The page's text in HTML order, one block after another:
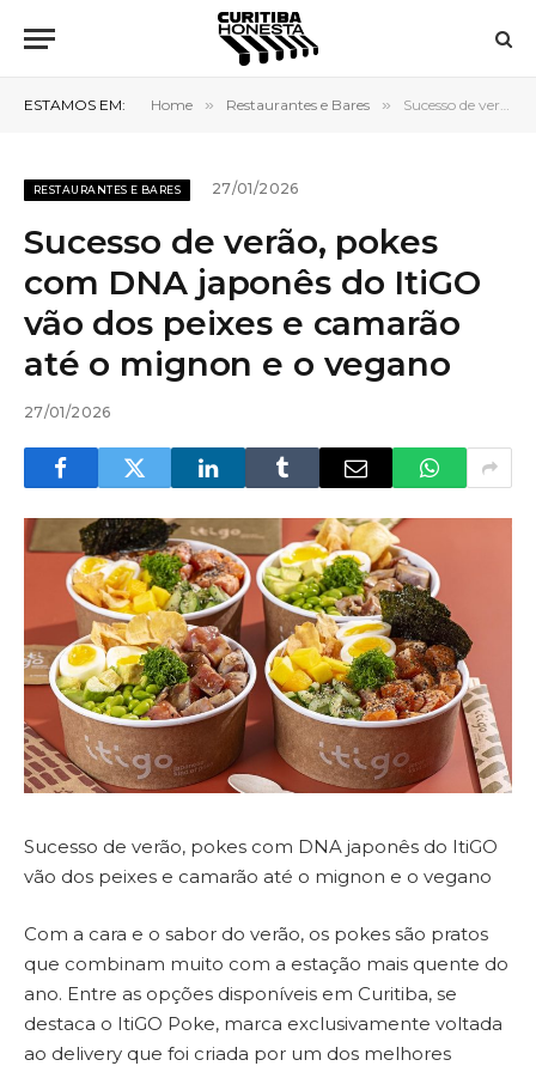
ESTAMOS EM: Home » Restaurantes e Bares » Sucesso de verão, pokes com DNA japonês do ItiGO vão dos peixes e camarão até o mignon e o vegano
RESTAURANTES E BARES 27/01/2026
Sucesso de verão, pokes
com DNA japonês do ItiGO
vão dos peixes e camarão
até o mignon e o vegano
27/01/2026
Sucesso de verão, pokes com DNA japonês do ItiGO
vão dos peixes e camarão até o mignon e o vegano
Com a cara e o sabor do verão, os pokes são pratos
que combinam muito com a estação mais quente do
ano. Entre as opções disponíveis em Curitiba, se
destaca o ItiGO Poke, marca exclusivamente voltada
ao delivery que foi criada por um dos melhores